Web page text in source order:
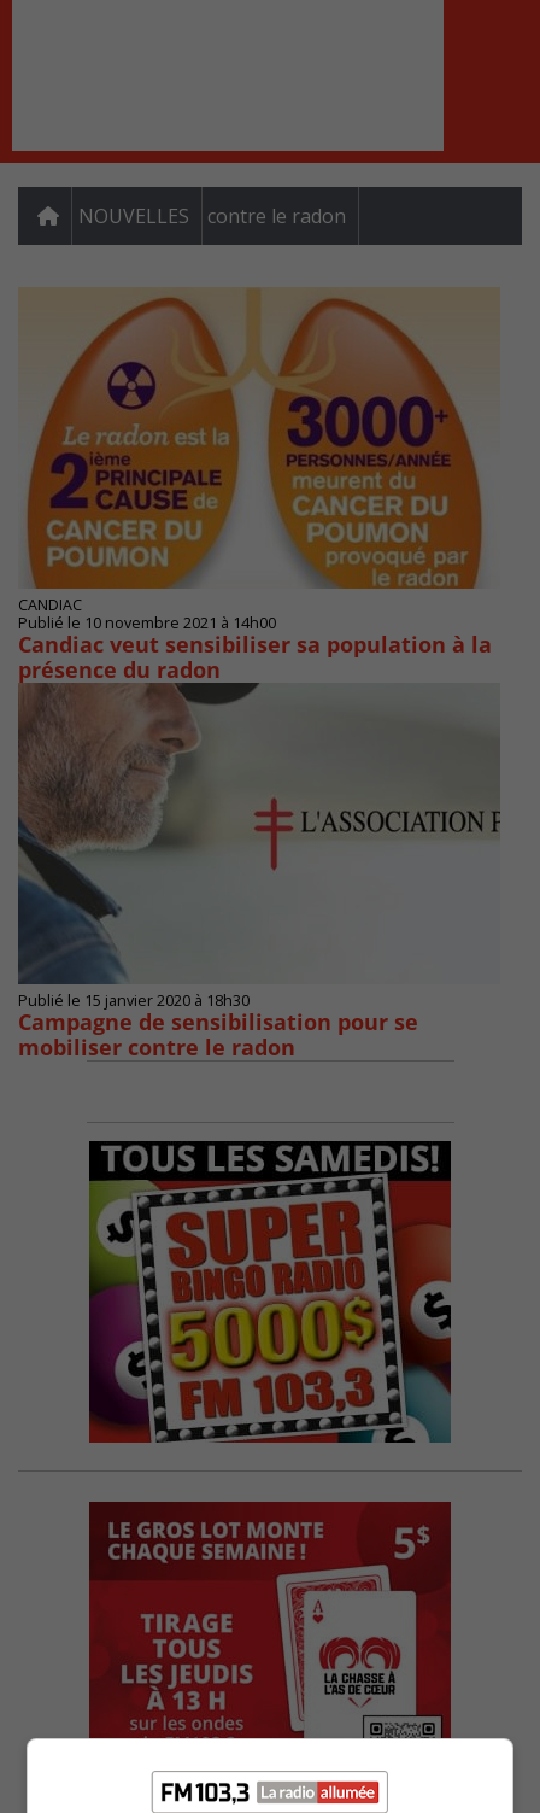
NOUVELLES contre le radon
CANDIAC
Publié le 10 novembre 2021 à 14h00
Candiac veut sensibiliser sa population à la
présence du radon
Publié le 15 janvier 2020 à 18h30
Campagne de sensibilisation pour se
mobiliser contre le radon